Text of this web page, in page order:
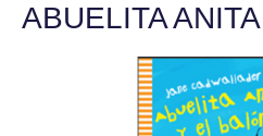
ABUELITA